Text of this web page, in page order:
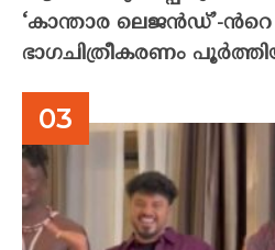
‘കാന്താര ലെജൻഡ്’-
ഭാഗചിത്രീകരണം